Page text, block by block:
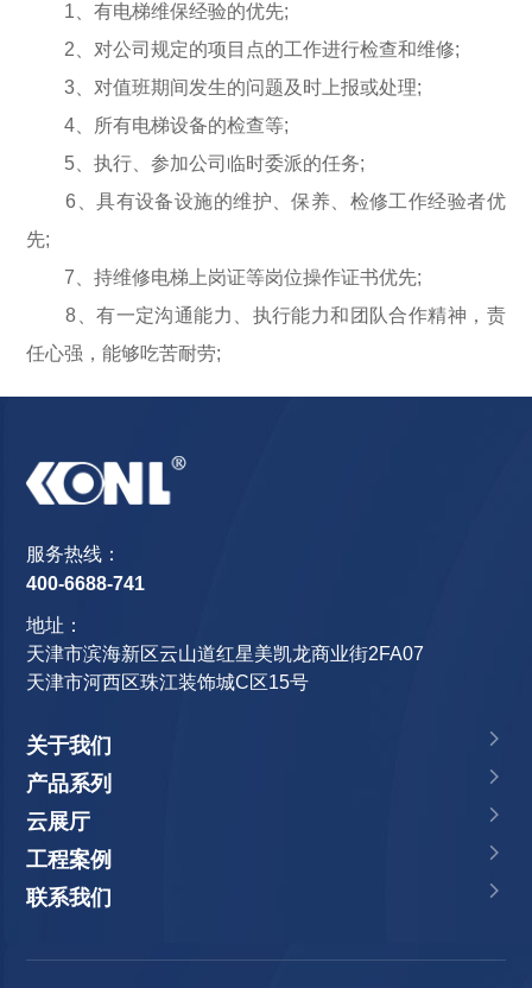
1、有电梯维保经验的优先;
2、对公司规定的项目点的工作进行检查和维修;
3、对值班期间发生的问题及时上报或处理;
4、所有电梯设备的检查等;
5、执行、参加公司临时委派的任务;
6、具有设备设施的维护、保养、检修工作经验者优
先;
7、持维修电梯上岗证等岗位操作证书优先;
8、有一定沟通能力、执行能力和团队合作精神，责
任心强，能够吃苦耐劳;
服务热线：
400-6688-741
地址：
天津市滨海新区云山道红星美凯龙商业街2FA07
天津市河西区珠江装饰城C区15号
关于我们
产品系列
云展厅
工程案例
联系我们